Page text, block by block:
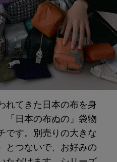
れてきた日本の布を身
「日本の布ぬの」袋物
です。別売りの大きな
とつないで、お好みの